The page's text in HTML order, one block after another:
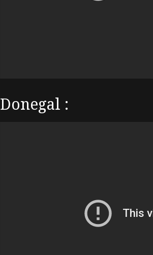
Donegal :